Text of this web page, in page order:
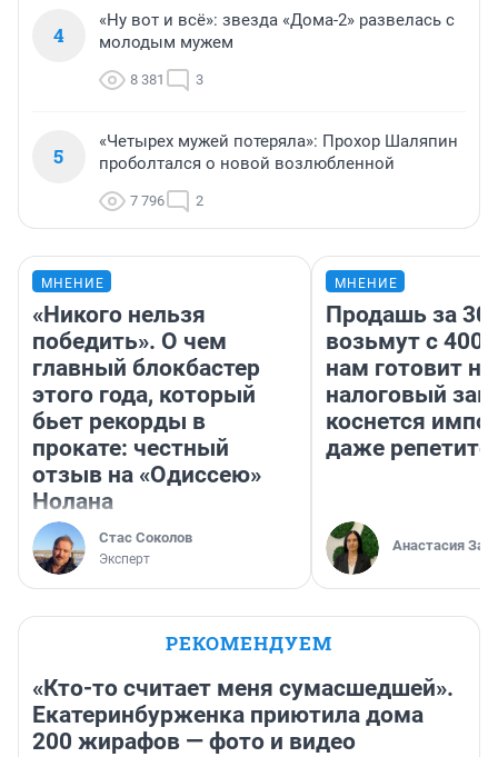
4
«Ну вот и всё»: звезда «Дома-2» развелась с
молодым мужем
8 381 3
5
«Четырех мужей потеряла»: Прохор Шаляпин
проболтался о новой возлюбленной
7 796 2
МНЕНИЕ
«Никого нельзя
победить». О чем
главный блокбастер
этого года, который
бьет рекорды в
прокате: честный
отзыв на «Одиссею»
Нолана
Стас Соколов
Эксперт
МНЕНИЕ
Продашь за
возьмут с
нам готовит
налоговый
коснется
даже
Анастасия
РЕКОМЕНДУЕМ
«Кто-то считает меня сумасшедшей».
Екатеринбурженка приютила дома
200 жирафов — фото и видео